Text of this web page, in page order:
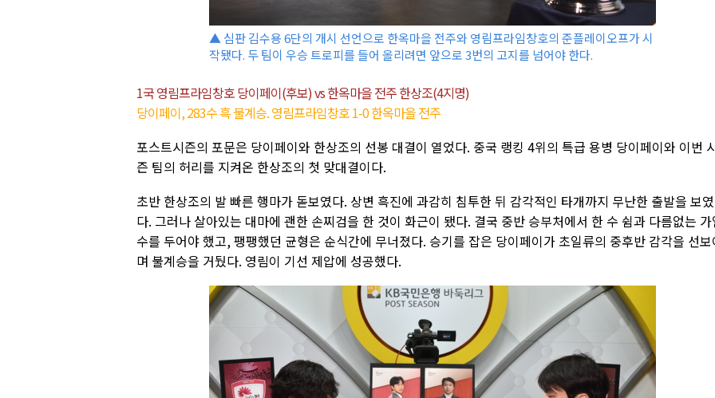
▲ 심판 김수용 6단의 개시 선언으로 한옥마을 전주와 영림프라임창호의 준플레이오프가 시
작됐다. 두 팀이 우승 트로피를 들어 올리려면 앞으로 3번의 고지를 넘어야 한다.
1국 영림프라임창호 당이페이(후보) vs 한옥마을 전주 한상조(4지명)
당이페이, 283수 흑 불계승. 영림프라임창호 1-0 한옥마을 전주
포스트시즌의 포문은 당이페이와 한상조의 선봉 대결이 열었다. 중국 랭킹 4위의 특급 용병 당이페이와 이번
즌 팀의 허리를 지켜온 한상조의 첫 맞대결이다.
초반 한상조의 발 빠른 행마가 돋보였다. 상변 흑진에 과감히 침투한 뒤 감각적인 타개까지 무난한 출발을 보였
다. 그러나 살아있는 대마에 괜한 손찌검을 한 것이 화근이 됐다. 결국 중반 승부처에서 한 수 쉼과 다름없는 가
수를 두어야 했고, 팽팽했던 균형은 순식간에 무너졌다. 승기를 잡은 당이페이가 초일류의 중후반 감각을 선보
며 불계승을 거뒀다. 영림이 기선 제압에 성공했다.